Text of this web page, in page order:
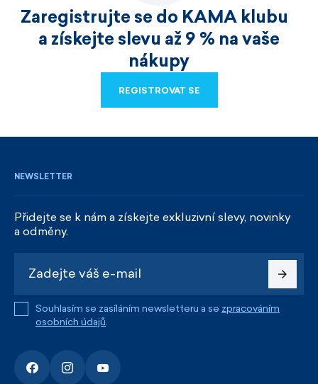
Zaregistrujte se do KAMA klubu
a získejte slevu až 9 % na vaše
nákupy
REGISTROVAT SE
NEWSLETTER
Přidejte se k nám a získejte exkluzivní slevy, novinky
a odměny.
Souhlasím se zasíláním newsletteru a se zpracováním
osobních údajů.